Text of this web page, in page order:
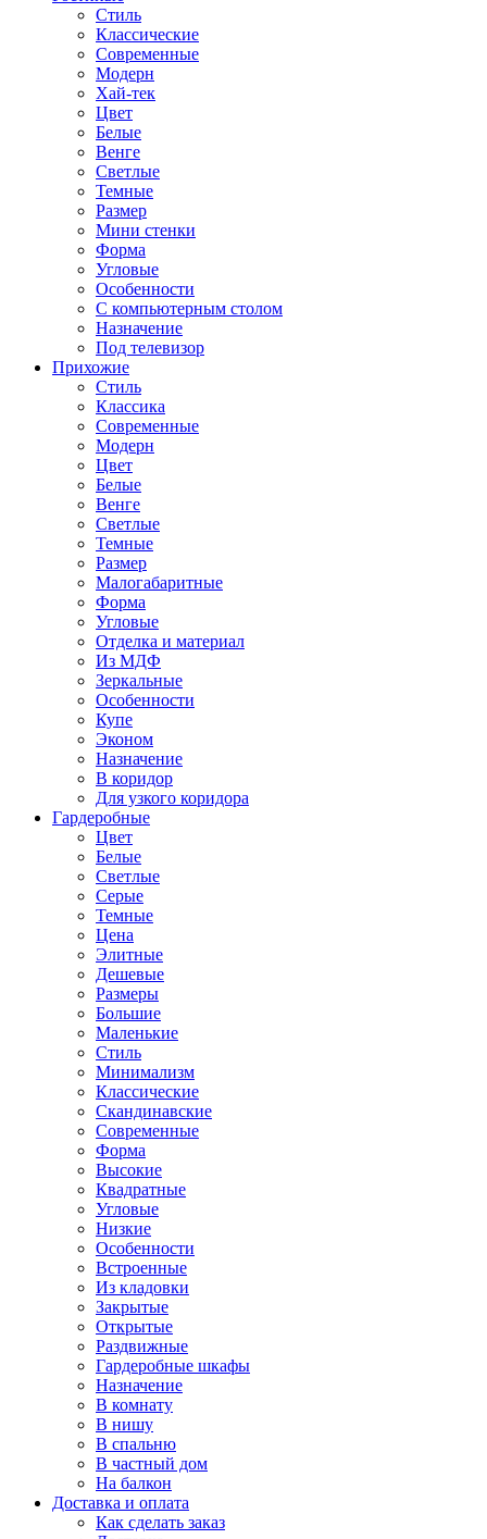
Стиль
Классические
Современные
Модерн
Хай-тек
Цвет
Белые
Венге
Светлые
Темные
Размер
Мини стенки
Форма
Угловые
Особенности
С компьютерным столом
Назначение
Под телевизор
Прихожие
Стиль
Классика
Современные
Модерн
Цвет
Белые
Венге
Светлые
Темные
Размер
Малогабаритные
Форма
Угловые
Отделка и материал
Из МДФ
Зеркальные
Особенности
Купе
Эконом
Назначение
В коридор
Для узкого коридора
Гардеробные
Цвет
Белые
Светлые
Серые
Темные
Цена
Элитные
Дешевые
Размеры
Большие
Маленькие
Стиль
Минимализм
Классические
Скандинавские
Современные
Форма
Высокие
Квадратные
Угловые
Низкие
Особенности
Встроенные
Из кладовки
Закрытые
Открытые
Раздвижные
Гардеробные шкафы
Назначение
В комнату
В нишу
В спальню
В частный дом
На балкон
Доставка и оплата
Как сделать заказ